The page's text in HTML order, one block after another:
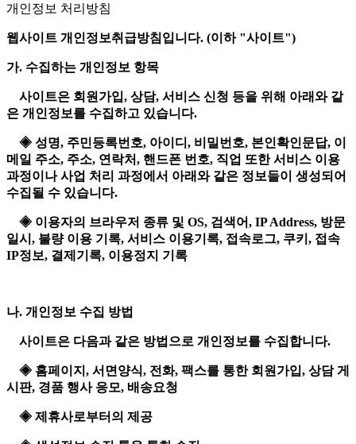
개인정보 처리방침
웹사이트 개인정보취급방침입니다. (이하 "사이트")
가. 수집하는 개인정보 항목
사이트은 회원가입, 상담, 서비스 신청 등을 위해 아래와 같
은 개인정보를 수집하고 있습니다.
◈ 성명, 주민등록번호, 아이디, 비밀번호, 본인확인문답, 이
메일 주소, 주소, 연락처, 핸드폰 번호, 직업 또한 서비스 이용
과정이나 사업 처리 과정에서 아래와 같은 정보들이 생성되어
수집될 수 있습니다.
◈ 이용자의 브라우저 종류 및 OS, 검색어, IP Address, 방문
일시, 불량 이용 기록, 서비스 이용기록, 접속로그, 쿠키, 접속
IP정보, 결제기록, 이용정지 기록
나. 개인정보 수집 방법
사이트은 다음과 같은 방법으로 개인정보를 수집합니다.
◈ 홈페이지, 서면양식, 전화, 팩스를 통한 회원가입, 상담 게
시판, 경품 행사 응모, 배송요청
◈ 제휴사로부터의 제공